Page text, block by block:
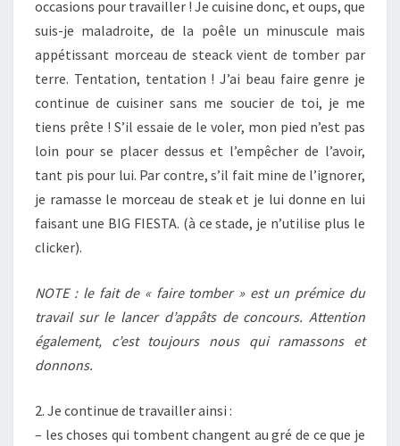
occasions pour travailler ! Je cuisine donc, et oups, que
suis-je maladroite, de la poêle un minuscule mais
appétissant morceau de steack vient de tomber par
terre. Tentation, tentation ! J’ai beau faire genre je
continue de cuisiner sans me soucier de toi, je me
tiens prête ! S’il essaie de le voler, mon pied n’est pas
loin pour se placer dessus et l’empêcher de l’avoir,
tant pis pour lui. Par contre, s’il fait mine de l’ignorer,
je ramasse le morceau de steak et je lui donne en lui
faisant une BIG FIESTA. (à ce stade, je n’utilise plus le
clicker).
NOTE : le fait de « faire tomber » est un prémice du
travail sur le lancer d’appâts de concours. Attention
également, c’est toujours nous qui ramassons et
donnons.
2. Je continue de travailler ainsi :
– les choses qui tombent changent au gré de ce que je